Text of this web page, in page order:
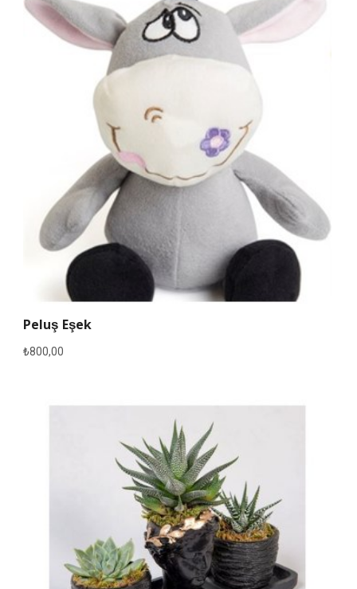
Peluş Eşek
₺800,00